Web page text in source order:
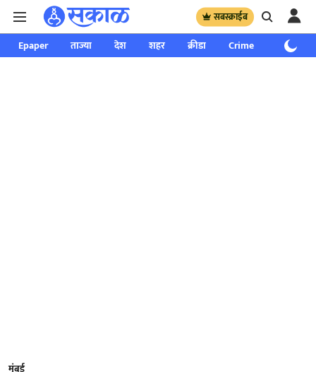
सबस्क्राईब
Epaper ताज्या देश शहर क्रीडा Crime साप्ताहिक